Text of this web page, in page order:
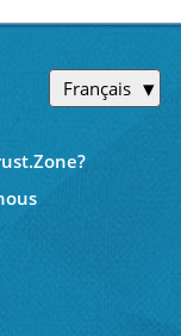
Français